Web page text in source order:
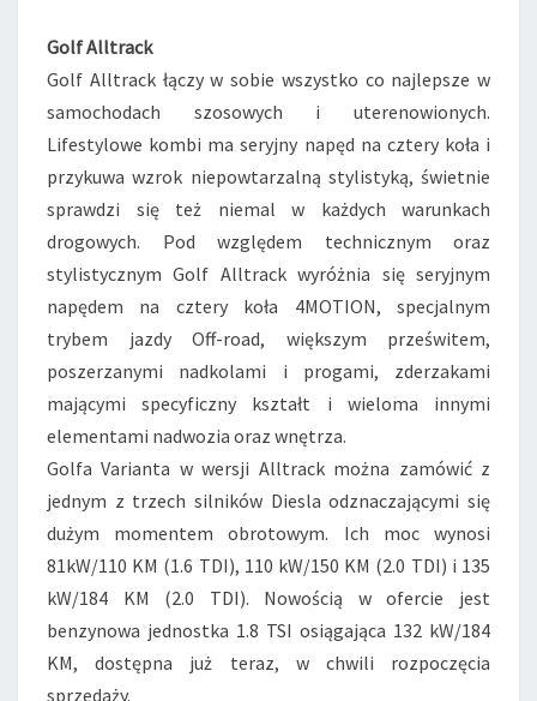
Golf Alltrack
Golf Alltrack łączy w sobie wszystko co najlepsze w
samochodach szosowych i uterenowionych.
Lifestylowe kombi ma seryjny napęd na cztery koła i
przykuwa wzrok niepowtarzalną stylistyką, świetnie
sprawdzi się też niemal w każdych warunkach
drogowych. Pod względem technicznym oraz
stylistycznym Golf Alltrack wyróżnia się seryjnym
napędem na cztery koła 4MOTION, specjalnym
trybem jazdy Off-road, większym prześwitem,
poszerzanymi nadkolami i progami, zderzakami
mającymi specyficzny kształt i wieloma innymi
elementami nadwozia oraz wnętrza.
Golfa Varianta w wersji Alltrack można zamówić z
jednym z trzech silników Diesla odznaczającymi się
dużym momentem obrotowym. Ich moc wynosi
81kW/110 KM (1.6 TDI), 110 kW/150 KM (2.0 TDI) i 135
kW/184 KM (2.0 TDI). Nowością w ofercie jest
benzynowa jednostka 1.8 TSI osiągająca 132 kW/184
KM, dostępna już teraz, w chwili rozpoczęcia
sprzedaży.